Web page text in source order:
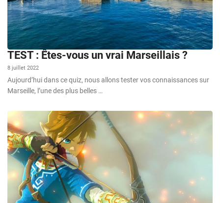
TEST : Êtes-vous un vrai Marseillais ?
8 juillet 2022
Aujourd’hui dans ce quiz, nous allons tester vos connaissances sur
Marseille, l’une des plus belles …